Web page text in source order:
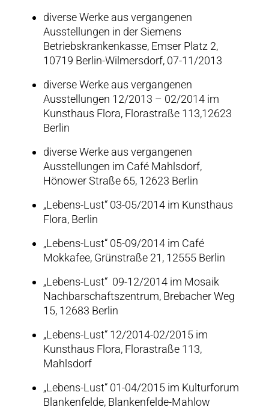
diverse Werke aus vergangenen
Ausstellungen in der Siemens
Betriebskrankenkasse, Emser Platz 2,
10719 Berlin-Wilmersdorf, 07-11/2013
diverse Werke aus vergangenen
Ausstellungen 12/2013 – 02/2014 im
Kunsthaus Flora, Florastraße 113,12623
Berlin
diverse Werke aus vergangenen
Ausstellungen im Café Mahlsdorf,
Hönower Straße 65, 12623 Berlin
„Lebens-Lust“ 03-05/2014 im Kunsthaus
Flora, Berlin
„Lebens-Lust“ 05-09/2014 im Café
Mokkafee, Grünstraße 21, 12555 Berlin
„Lebens-Lust“ 09-12/2014 im Mosaik
Nachbarschaftszentrum, Brebacher Weg
15, 12683 Berlin
„Lebens-Lust“ 12/2014-02/2015 im
Kunsthaus Flora, Florastraße 113,
Mahlsdorf
„Lebens-Lust“ 01-04/2015 im Kulturforum
Blankenfelde, Blankenfelde-Mahlow